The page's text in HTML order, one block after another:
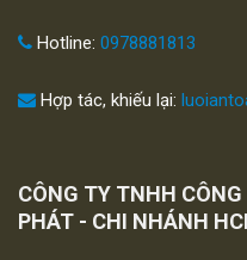
Hotline: 0978881813
Hợp tác, khiếu lại:
CÔNG TY TNHH
PHÁT - CHI NHÁNH